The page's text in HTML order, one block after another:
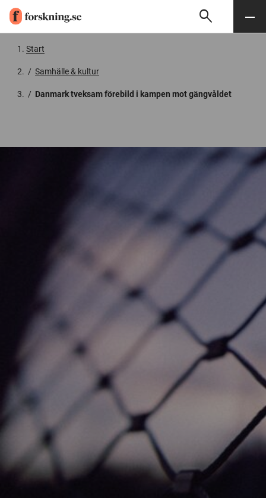
Söksearch Meny
Start
/ Samhälle & kultur
/ Danmark tveksam förebild i kampen mot gängvåldet